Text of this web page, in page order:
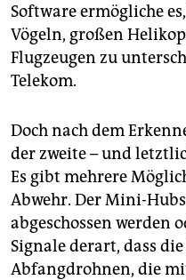
Software ermögliche
Vögeln, großen
Flugzeugen zu
Telekom.
Doch nach dem
der zweite – und
Es gibt mehrere
Abwehr. Der Mini-
abgeschossen werden
Signale derart, dass
Abfangdrohnen, die